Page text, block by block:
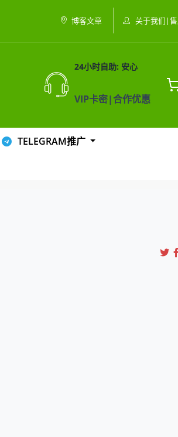
博客文章 关于我们|
24小时自助: 安心
VIP卡密|合作优惠
TELEGRAM推广